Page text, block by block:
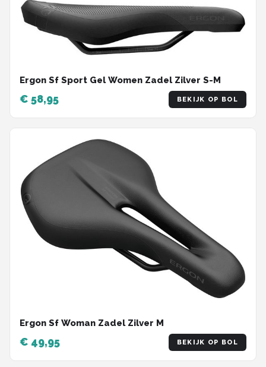
Ergon Sf Sport Gel Women Zadel Zilver S-M
€ 58,95 BEKIJK OP BOL
Ergon Sf Woman Zadel Zilver M
€ 49,95 BEKIJK OP BOL